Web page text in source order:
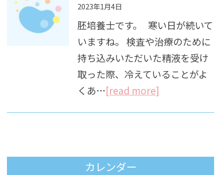
2023年1月4日
胚培養士です。 寒い日が続いて
いますね。 検査や治療のために
持ち込みいただいた精液を受け
取った際、冷えていることがよ
くあ…[read more]
カレンダー